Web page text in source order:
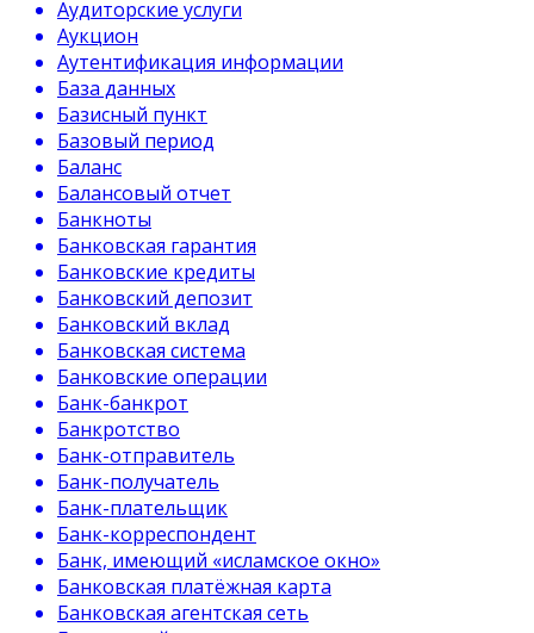
Аудиторские услуги
Аукцион
Аутентификация информации
База данных
Базисный пункт
Базовый период
Баланс
Балансовый отчет
Банкноты
Банковская гарантия
Банковские кредиты
Банковский депозит
Банковский вклад
Банковская система
Банковские операции
Банк-банкрот
Банкротство
Банк-отправитель
Банк-получатель
Банк-плательщик
Банк-корреспондент
Банк, имеющий «исламское окно»
Банковская платёжная карта
Банковская агентская сеть